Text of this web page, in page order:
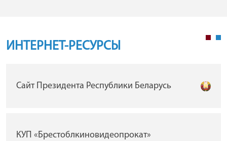
ИНТЕРНЕТ-РЕСУРСЫ
Сайт Президента Республики Беларусь
КУП «Брестоблкиновидеопрокат»